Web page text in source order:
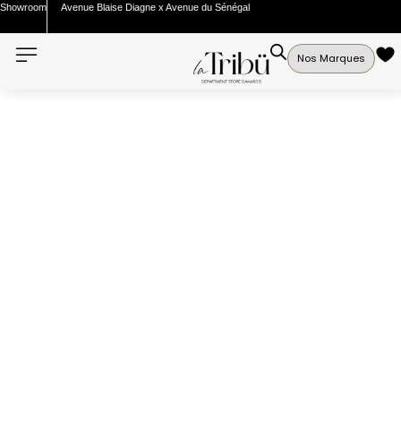
Showroom Avenue Blaise Diagne x Avenue du Sénégal
Nos Marques